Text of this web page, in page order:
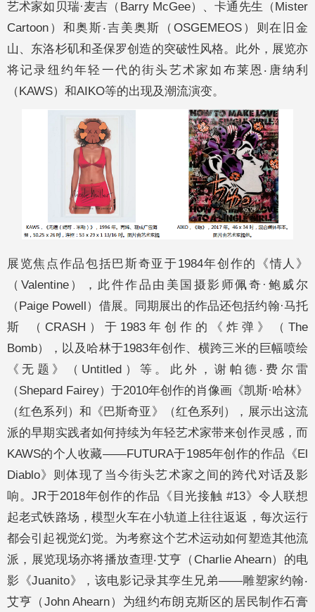
艺术家如贝瑞·麦吉（Barry McGee）、卡通先生（Mister
Cartoon）和奥斯‧吉美奥斯（OSGEMEOS）则在旧金
山、东洛杉矶和圣保罗创造的突破性风格。此外，展览亦
将记录纽约年轻一代的街头艺术家如布莱恩‧唐纳利
（KAWS）和AIKO等的出现及潮流演变。
展览焦点作品包括巴斯奇亚于1984年创作的《情人》
（Valentine），此件作品由美国摄影师佩奇·鲍威尔
（Paige Powell）借展。同期展出的作品还包括约翰·马托
斯 （CRASH）于1983年创作的《炸弹》（The
Bomb），以及哈林于1983年创作、横跨三米的巨幅喷绘
《无题》（Untitled）等。此外，谢帕德‧费尔雷
（Shepard Fairey）于2010年创作的肖像画《凯斯·哈林》
（红色系列）和《巴斯奇亚》（红色系列），展示出这流
派的早期实践者如何持续为年轻艺术家带来创作灵感，而
KAWS的个人收藏——FUTURA于1985年创作的作品《El
Diablo》则体现了当今街头艺术家之间的跨代对话及影
响。JR于2018年创作的作品《目光接触 #13》令人联想
起老式铁路场，模型火车在小轨道上往往返返，每次运行
都会引起视觉幻觉。为考察这个艺术运动如何塑造其他流
派，展览现场亦将播放查理‧艾亨（Charlie Ahearn）的电
影《Juanito》，该电影记录其孪生兄弟——雕塑家约翰‧
艾亨（John Ahearn）为纽约布朗克斯区的居民制作石膏